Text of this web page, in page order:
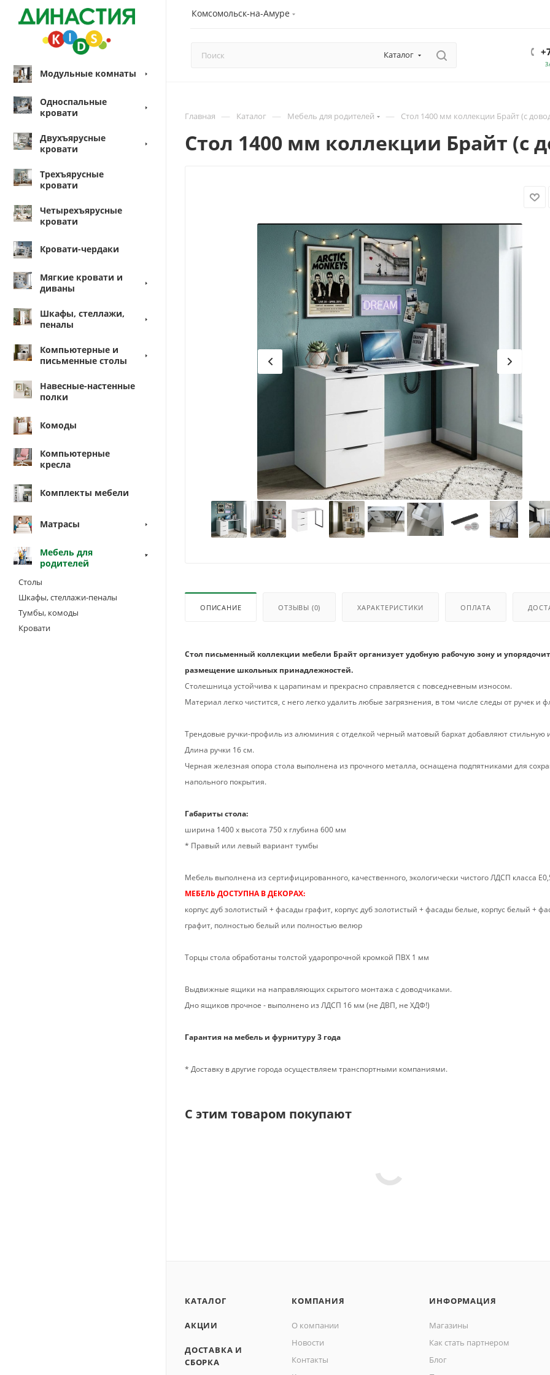
Комсомольск-на-Амуре
Каталог
Модульные комнаты
Односпальные
кровати
Двухъярусные
кровати
Трехъярусные
кровати
Четырехъярусные
кровати
Кровати-чердаки
Мягкие кровати и
диваны
Шкафы, стеллажи,
пеналы
Компьютерные и
письменные столы
Навесные-настенные
полки
Комоды
Компьютерные
кресла
Комплекты мебели
Матрасы
Мебель для
родителей
Столы
Шкафы, стеллажи-пеналы
Тумбы, комоды
Кровати
Главная — Каталог — Мебель для родителей — Стол 1400 мм коллекции Брайт (с
Стол 1400 мм коллекции Брайт (с
ОПИСАНИЕ ОТЗЫВЫ (0) ХАРАКТЕРИСТИКИ ОПЛАТА
Стол письменный коллекции мебели Брайт организует удобную рабочую зону и упорядочит
размещение школьных принадлежностей.
Столешница устойчива к царапинам и прекрасно справляется с повседневным износом.
Материал легко чистится, с него легко удалить любые загрязнения, в том числе следы от ручек и
Трендовые ручки-профиль из алюминия с отделкой черный матовый бархат добавляют стильную
Длина ручки 16 см.
Черная железная опора стола выполнена из прочного металла, оснащена подпятниками для
напольного покрытия.
Габариты стола:
ширина 1400 х высота 750 х глубина 600 мм
* Правый или левый вариант тумбы
Мебель выполнена из сертифицированного, качественного, экологически чистого ЛДСП класса
МЕБЕЛЬ ДОСТУПНА В ДЕКОРАХ:
корпус дуб золотистый + фасады графит, корпус дуб золотистый + фасады белые, корпус белый +
графит, полностью белый или полностью велюр
Торцы стола обработаны толстой ударопрочной кромкой ПВХ 1 мм
Выдвижные ящики на направляющих скрытого монтажа с доводчиками.
Дно ящиков прочное - выполнено из ЛДСП 16 мм (не ДВП, не ХДФ!)
Гарантия на мебель и фурнитуру 3 года
* Доставку в другие города осуществляем транспортными компаниями.
С этим товаром покупают
КАТАЛОГ
АКЦИИ
ДОСТАВКА И
СБОРКА
КОМПАНИЯ
О компании
Новости
Контакты
ИНФОРМАЦИЯ
Магазины
Как стать партнером
Блог